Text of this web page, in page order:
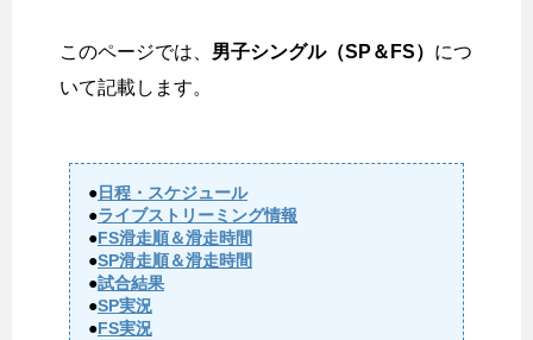
このページでは、 男子シングル（SP＆FS） につ
いて記載します。
●日程・スケジュール
●ライブストリーミング情報
●FS滑走順＆滑走時間
●SP滑走順＆滑走時間
●試合結果
●SP実況
●FS実況